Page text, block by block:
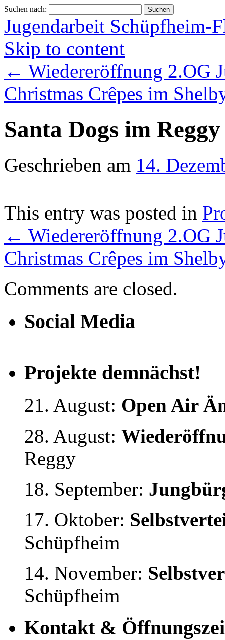
Suchen nach:
Jugendarbeit Schüpfheim-
Skip to content
← Wiedereröffnung 2.OG
Christmas Crêpes im
Santa Dogs im Reggy
Geschrieben am 14.
This entry was posted in
← Wiedereröffnung 2.OG
Christmas Crêpes im
Comments are closed.
Social Media
Projekte demnächst!
21. August: Open Air
28. August:
Reggy
18. September:
17. Oktober:
Schüpfheim
14. November:
Schüpfheim
Kontakt &